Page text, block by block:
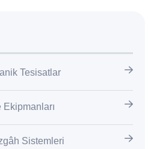
Tesisatlar
Ekipmanları
Sistemleri